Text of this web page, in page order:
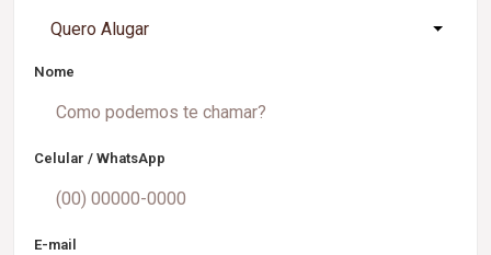
Quero Alugar
Nome
Celular / WhatsApp
E-mail